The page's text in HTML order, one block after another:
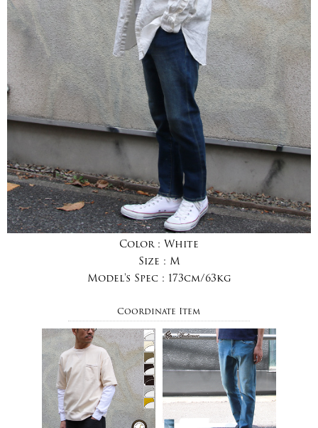
Color : White
Size : M
Model's Spec : 173cm/63kg
Coordinate Item